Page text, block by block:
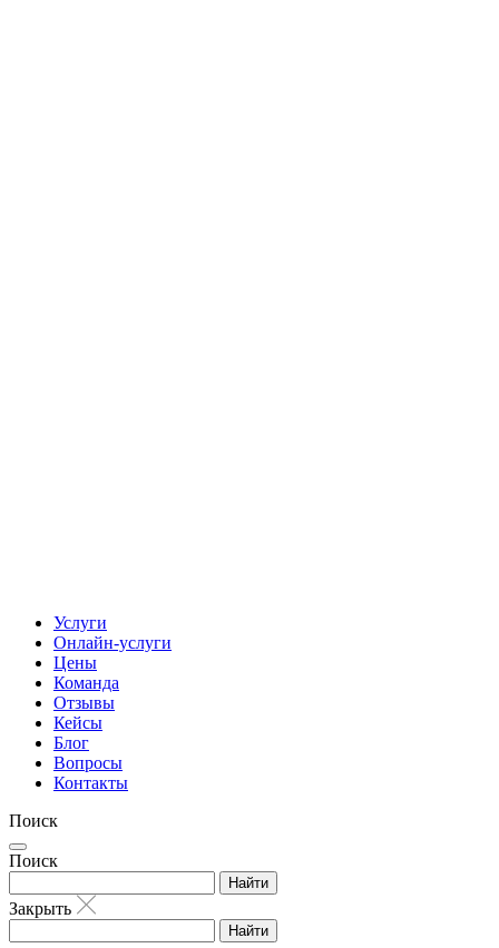
Услуги
Онлайн-услуги
Цены
Команда
Отзывы
Кейсы
Блог
Вопросы
Контакты
Поиск
Поиск
Найти
Закрыть
Найти